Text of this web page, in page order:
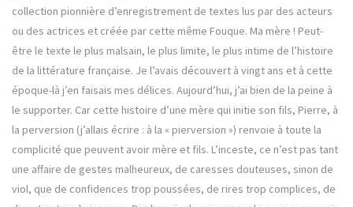
collection pionnière d’enregistrement de textes lus par des acteurs
ou des actrices et créée par cette même Fouque. Ma mère ! Peut-
être le texte le plus malsain, le plus limite, le plus intime de l’histoire
de la littérature française. Je l’avais découvert à vingt ans et à cette
époque-là j’en faisais mes délices. Aujourd’hui, j’ai bien de la peine à
le supporter. Car cette histoire d’une mère qui initie son fils, Pierre, à
la perversion (j’allais écrire : à la « pierversion ») renvoie à toute la
complicité que peuvent avoir mère et fils. L’inceste, ce n’est pas tant
une affaire de gestes malheureux, de caresses douteuses, sinon de
viol, que de confidences trop poussées, de rires trop complices, de